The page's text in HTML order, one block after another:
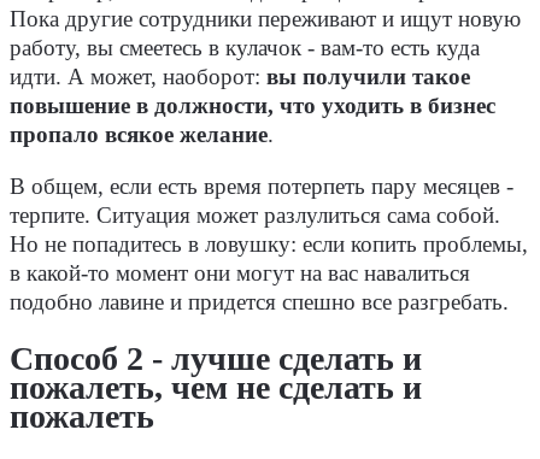
Пока другие сотрудники переживают и ищут новую
работу, вы смеетесь в кулачок - вам-то есть куда
идти. А может, наоборот: вы получили такое
повышение в должности, что уходить в бизнес
пропало всякое желание.
В общем, если есть время потерпеть пару месяцев -
терпите. Ситуация может разлулиться сама собой.
Но не попадитесь в ловушку: если копить проблемы,
в какой-то момент они могут на вас навалиться
подобно лавине и придется спешно все разгребать.
Способ 2 - лучше сделать и
пожалеть, чем не сделать и
пожалеть